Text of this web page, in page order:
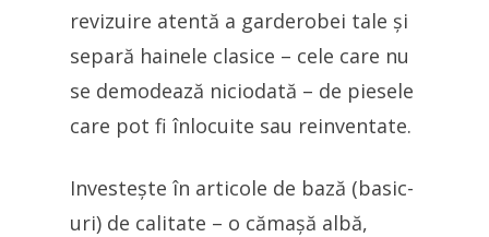
revizuire atentă a garderobei tale și
separă hainele clasice – cele care nu
se demodează niciodată – de piesele
care pot fi înlocuite sau reinventate.
Investește în articole de bază (basic-
uri) de calitate – o cămașă albă,